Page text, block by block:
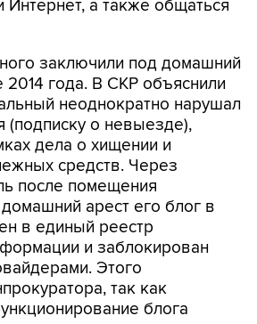
заключили под домашний
неоднократно нарушал
(подписку о невыезде),
дела о хищении и
средств. Через
после помещения
арест его блог в
в единый реестр
и заблокирован
Этого
так как
блога
домашнего ареста